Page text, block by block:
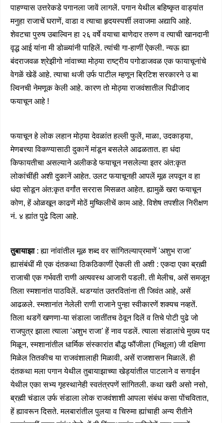
पाहण्यास उत्तरेकडे पगानला जावें लागलें. पगान येथील बहिष्कृत वाड्यांत
मनुहा राजाचें घराणें, वाडा व त्याचा हृदयस्पर्शी लवाजमा अद्यापि आहे.
शेवटचा पुरुष उबाल्विन हा २६ वर्षे वयाचा बाणेदार तरुण व त्याची खानदानी
वृद्ध आई यांना मी डोळ्यांनी पाहिलें. त्यांची गा-हाणीं ऐकली. न्यऊ ह्या
बंदराजवळ श्रेझीगो नांवाच्या मोठ्या राष्ट्रीय पगोडाजवळ एक फायाचूनांचे
वेगळें खेडें आहे. त्याचा थजी उर्फ पाटील म्हणून ब्रिटिश सरकारने उ बा
ल्विनची नेमणूक केली आहे. कारण तो मोठ्या राजवंशातील पिढीजाद
फयाचून आहे !
फयाचून हे लोक लहान मोठ्या देवळांत हल्ली फुलें, माळा, उदकाड्या,
मेणबत्त्या विकण्यासाठी दुकानें मांडून बसलेले आढळतात. हा धंदा
किफायतीचा असल्याने अलीकडे फयाचून नसलेल्या इतर अंत:कृत
लोकांचींही अशी दुकानें आहेत. उलट फयाचूनही आपलें मूळ लपवून व हा
धंदा सोडून अंत:कृत वर्गांत सररास मिसळत आहेत. ह्यामुळें खरा फयाचून
कोण, हें ओळखून काढणें मोठें मुष्किलीचें काम आहे. विशेष तपशील निरीक्षण
नं. ४ ह्यांत पुढे दिला आहे.
तुबायाझा: ह्या नांवांतील मूळ शब्द वर सांगितल्याप्रमाणें 'अशुभ राजा'
ह्यासंबंधीं मी एक दंतकथा ठिकठिकाणीं ऐकली ती अशी : एकदा एका ब्रह्मी
राजाची एक गर्भवती राणी अत्यवस्थ आजारी पडली. ती मेलीच, असें समजून
तिला स्मशानांत पाठविलें. थडग्यांत उतरवितांना ती जिवंत आहे, असें
आढळले. स्मशानांत नेलेली राणी राजाने पुन्हा स्वीकारणें शक्यच नव्हतें.
तिला थडगें खणणा-या संडाला जातींतच ठेवून दिलें व तिचे पोटी पुढे जो
राजपुत्र झाला त्याला 'अशुभ राजा' हें नाव पडलें. त्याला संडालांचे मुख्य पद
मिळून, स्मशानांतील धार्मिक संस्कारांत बौद्ध फौंजीला (भिक्षूला) जी दक्षिणा
मिळेल तितकीच या राजवंशालाही मिळावी, असें राजशासन मिळालें. ही
दंतकथा मला पगान येथील तुबायाझाच्या खेड्यांतील पाटलाने व सगाईन
येथील एका सभ्य गृहस्थानेही स्वतंत्रपणें सांगितली. कथा खरी असो नसो,
ब्रह्मी चंडाल उर्फ संडाला लोक राजवंशाशी आपला संबंध कसा पोंचवितात,
हें ह्यावरून दिसते. मलबारांतील पुलया व चिरुमा ह्यांचाही अन्य रीतीने